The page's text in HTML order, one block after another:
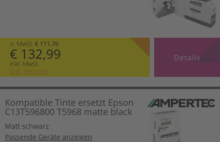
o. MwSt. € 111,76
€ 132,99
inkl. MwSt.
zzgl. Versand
Details
Kompatible Tinte ersetzt Epson
C13T596800 T5968 matte black
Matt schwarz
Passende Geräte anzeigen